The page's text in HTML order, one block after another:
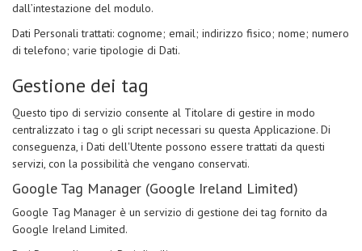
dall’intestazione del modulo.
Dati Personali trattati: cognome; email; indirizzo fisico; nome; numero
di telefono; varie tipologie di Dati.
Gestione dei tag
Questo tipo di servizio consente al Titolare di gestire in modo
centralizzato i tag o gli script necessari su questa Applicazione. Di
conseguenza, i Dati dell'Utente possono essere trattati da questi
servizi, con la possibilità che vengano conservati.
Google Tag Manager (Google Ireland Limited)
Google Tag Manager è un servizio di gestione dei tag fornito da
Google Ireland Limited.